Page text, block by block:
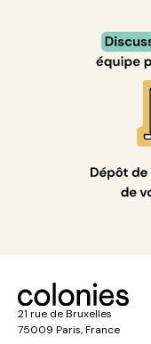
21 rue de Bruxelles
75009 Paris, France